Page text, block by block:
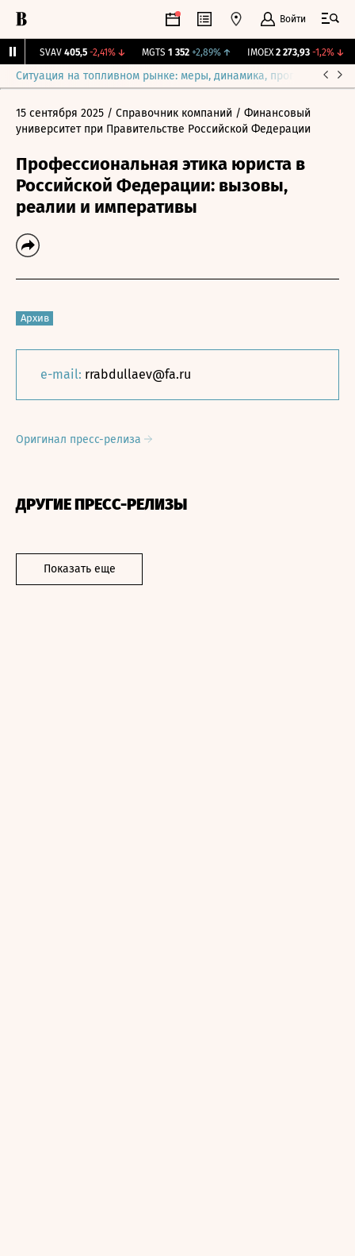
Войти
SVAV 405,5 -2,41% ↓ MGTS 1 352 +2,89%↑ IMOEX 2 273,93 -1,2%↓
Ситуация на топливном рынке: меры, динамика, прогнозы
15 сентября 2025 / Справочник компаний / Финансовый
университет при Правительстве Российской Федерации
Профессиональная этика юриста в
Российской Федерации: вызовы,
реалии и императивы
Архив
e-mail: rrabdullaev@fa.ru
Оригинал пресс-релиза
ДРУГИЕ ПРЕСС-РЕЛИЗЫ
Показать еще